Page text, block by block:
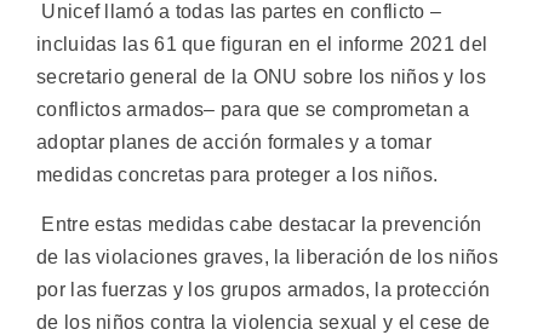
Unicef llamó a todas las partes en conflicto –
incluidas las 61 que figuran en el informe 2021 del
secretario general de la ONU sobre los niños y los
conflictos armados– para que se comprometan a
adoptar planes de acción formales y a tomar
medidas concretas para proteger a los niños.
Entre estas medidas cabe destacar la prevención
de las violaciones graves, la liberación de los niños
por las fuerzas y los grupos armados, la protección
de los niños contra la violencia sexual y el cese de